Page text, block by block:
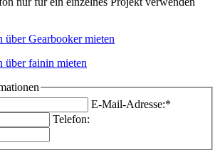
Gearbooker mieten
fainin mieten
E-Mail-Adresse:*
Telefon: